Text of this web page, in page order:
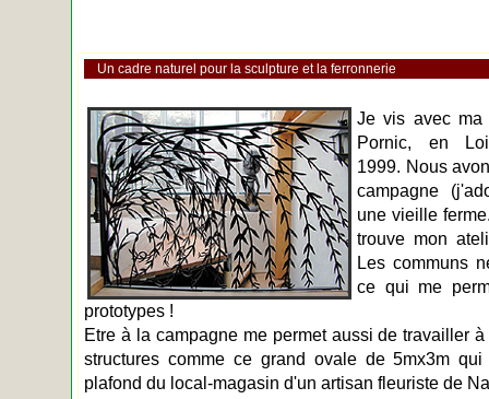
Un cadre naturel pour la sculpture et la ferronnerie
Je vis avec ma
Pornic, en
1999. Nous
campagne
une vieille
trouve mon
Les communs
ce qui me
prototypes !
Etre à la campagne me permet aussi de travailler
structures comme ce grand ovale de 5mx3m
plafond du local-magasin d'un artisan fleuriste de